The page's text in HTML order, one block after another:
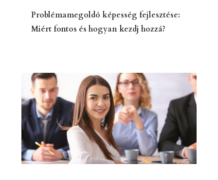
Problémamegoldó képesség fejlesztése:
Miért fontos és hogyan kezdj hozzá?